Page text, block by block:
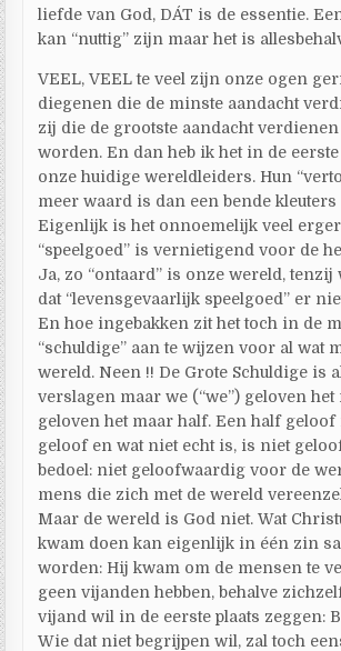
liefde van God, DÁT is de essentie.
kan “nuttig” zijn maar het is
VEEL, VEEL te veel zijn onze ogen
diegenen die de minste aandacht
zij die de grootste aandacht verdienen
worden. En dan heb ik het in de
onze huidige wereldleiders. Hun
meer waard is dan een bende
Eigenlijk is het onnoemelijk veel
“speelgoed” is vernietigend voor de
Ja, zo “ontaard” is onze wereld, tenzij
dat “levensgevaarlijk speelgoed” er
En hoe ingebakken zit het toch in de
“schuldige” aan te wijzen voor al wat
wereld. Neen !! De Grote Schuldige is
verslagen maar we (“we”) geloven
geloven het maar half. Een half geloof
geloof en wat niet echt is, is niet
bedoel: niet geloofwaardig voor de
mens die zich met de wereld
Maar de wereld is God niet. Wat
kwam doen kan eigenlijk in één zin
worden: Hij kwam om de mensen te
geen vijanden hebben, behalve
vijand wil in de eerste plaats zeggen:
Wie dat niet begrijpen wil, zal toch